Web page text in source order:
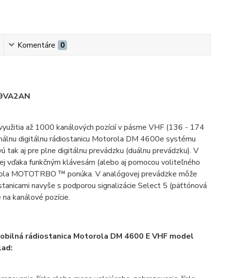
Komentáre 0
až 1000 kanálových pozícií v pásme VHF (136 - 174
digitálnu rádiostanicu Motorola DM 4600e systému
aj pre plne digitálnu prevádzku (duálnu prevádzku). V
vďaka funkčným klávesám (alebo aj pomocou voliteľného
MOTOTRBO ™ ponúka. V analógovej prevádzke môže
navyše s podporou signalizácie Select 5 (päťtónová
kanálové pozície.
rádiostanica Motorola DM 4600 E VHF model